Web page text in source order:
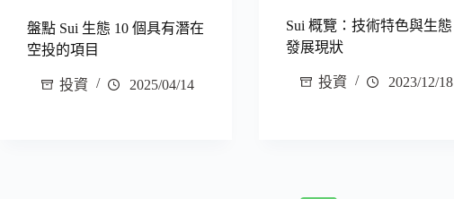
盤點 Sui 生態 10 個具有潛在
空投的項目
投資 2025/04/14
Sui 概覽：技術特色與生態
發展現狀
投資 2023/12/18